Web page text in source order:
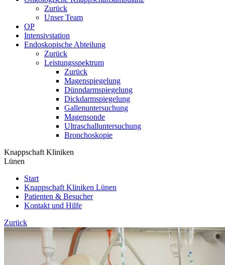
Zurück
Unser Team
OP
Intensivstation
Endoskopische Abteilung
Zurück
Leistungsspektrum
Zurück
Magenspiegelung
Dünndarmspiegelung
Dickdarmspiegelung
Gallenuntersuchung
Magensonde
Ultraschalluntersuchung
Bronchoskopie
Knappschaft Kliniken
Lünen
Start
Knappschaft Kliniken Lünen
Patienten & Besucher
Kontakt und Hilfe
Zurück